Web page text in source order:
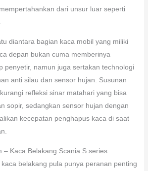
dari unsur luar seperti
diantara bagian kaca mobil yang miliki
depan bukan cuma memberinya
penyetir, namun juga sertakan technologi
anti silau dan sensor hujan. Susunan
refleksi sinar matahari yang bisa
sopir, sedangkan sensor hujan dengan
kecepatan penghapus kaca di saat
– Kaca Belakang Scania S series
belakang pula punya peranan penting